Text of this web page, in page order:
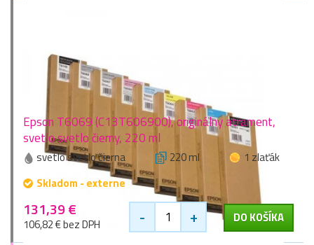
Epson T6069 (C13T606900), originálny atrament,
svetlo svetlo čierny, 220 ml
svetlo svetlo čierna 220 ml
1 zlaťák
Skladom - externe
131,39 €
106,82 € bez DPH - + DO KOŠÍKA